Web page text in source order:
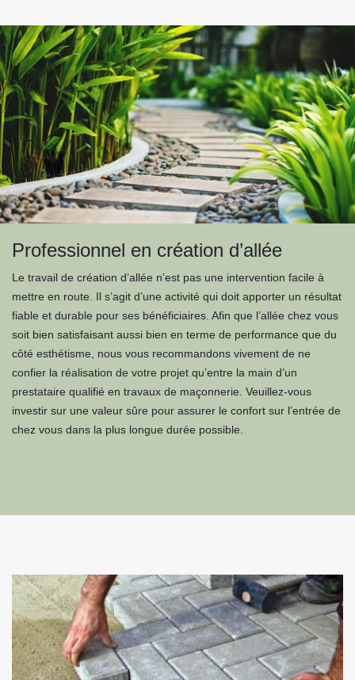
Professionnel en création d’allée
Le travail de création d’allée n’est pas une intervention facile à
mettre en route. Il s’agit d’une activité qui doit apporter un résultat
fiable et durable pour ses bénéficiaires. Afin que l’allée chez vous
soit bien satisfaisant aussi bien en terme de performance que du
côté esthétisme, nous vous recommandons vivement de ne
confier la réalisation de votre projet qu’entre la main d’un
prestataire qualifié en travaux de maçonnerie. Veuillez-vous
investir sur une valeur sûre pour assurer le confort sur l’entrée de
chez vous dans la plus longue durée possible.